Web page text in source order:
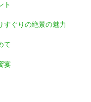
ト
すぐりの絶景の魅力
て
宴